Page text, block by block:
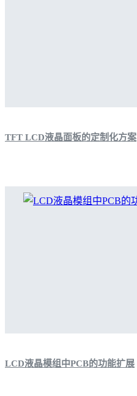
TFT LCD液晶面板的定制化方案
LCD液晶模组中PCB的功能扩展